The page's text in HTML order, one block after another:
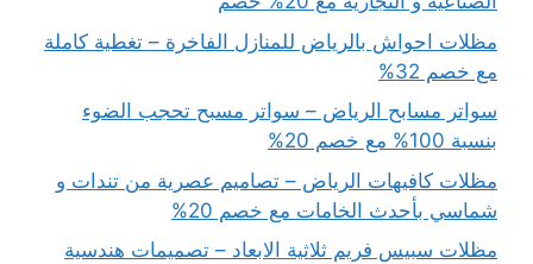
مظلات احواش بالرياض للمنازل الفاخرة – تغطية كاملة
مع خصم 32%
سواتر مسابح الرياض – سواتر مسبح تحجب الضوء
بنسبة 100% مع خصم 20%
مظلات كافيهات الرياض – تصاميم عصرية من تندات و
شماسي بأحدث الخامات مع خصم 20%
مظلات سبيس فريم ثلاثية الابعاد – تصميمات هندسية